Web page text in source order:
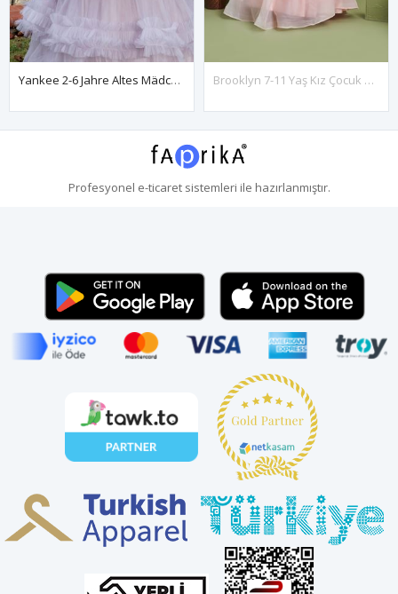
Yankee 2-6 Jahre Altes Mädchenkleid 20076 Grau Brooklyn 7-11 Yaş Kız Çocuk Elbise 30169 Somon
Profesyonel e-ticaretsistemleri ile hazırlanmıştır.